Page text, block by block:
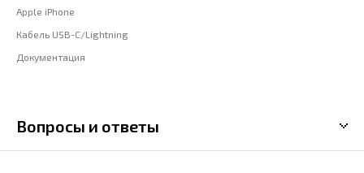
Apple iPhone
Кабель USB-C/Lightning
Документация
Вопросы и ответы